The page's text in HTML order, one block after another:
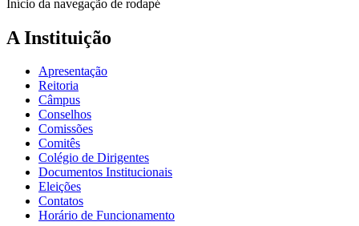
Início da navegação de rodapé
A Instituição
Apresentação
Reitoria
Câmpus
Conselhos
Comissões
Comitês
Colégio de Dirigentes
Documentos Institucionais
Eleições
Contatos
Horário de Funcionamento